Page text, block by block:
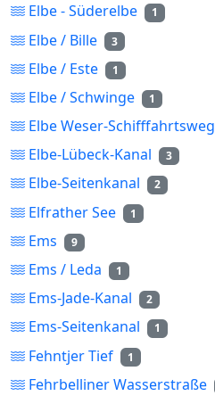
Elbe - Süderelbe 1
Elbe / Bille 3
Elbe / Este 1
Elbe / Schwinge 1
Elbe Weser-Schifffahrtsweg
Elbe-Lübeck-Kanal 3
Elbe-Seitenkanal 2
Elfrather See 1
Ems 9
Ems / Leda 1
Ems-Jade-Kanal 2
Ems-Seitenkanal 1
Fehntjer Tief 1
Fehrbelliner Wasserstraße